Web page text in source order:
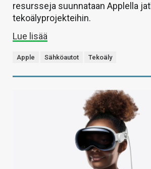
resursseja suunnataan Applella
tekoälyprojekteihin.
Lue lisää
Apple Sähköautot Tekoäly